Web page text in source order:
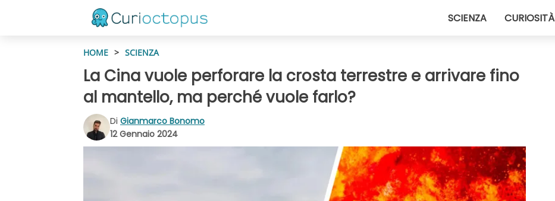
SCIENZA CURIOSITÀ
HOME > SCIENZA
La Cina vuole perforare la crosta terrestre e arrivare fino
al mantello, ma perché vuole farlo?
Di Gianmarco Bonomo
12 Gennaio 2024